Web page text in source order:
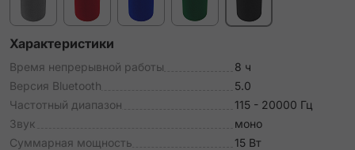
Характеристики
Время непрерывной работы
8 ч
Версия Bluetooth
5.0
Частотный диапазон
115 - 20000 Гц
Звук
моно
Суммарная мощность
15 Вт